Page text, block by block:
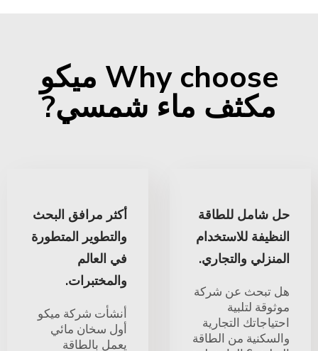
Why choose ميكو
مكثف ماء شمسي?
حل شامل للطاقة
النظيفة للاستخدام
المنزلي والتجاري.
هل تبحث عن شركة
موثوقة لتلبية
احتياجاتك التجارية
والسكنية من الطاقة
أكثر مرافق البحث
والتطوير المتطورة
في العالم
والمختبرات.
أنشأت شركة ميكو
أول سخان مائي
يعمل بالطاقة